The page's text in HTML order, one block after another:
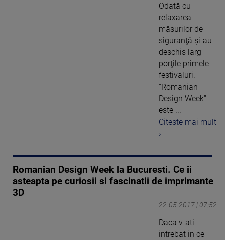
Odată cu
relaxarea
măsurilor de
siguranţă şi-au
deschis larg
porţile primele
festivaluri.
''Romanian
Design Week''
este ...
Citeste mai mult
›
Romanian Design Week la Bucuresti. Ce ii
asteapta pe curiosii si fascinatii de imprimante
3D
22-05-2017 | 07:52
Daca v-ati
intrebat in ce